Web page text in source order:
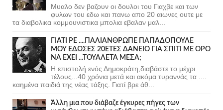
Μυαλο δεν βαζουν οι δουλοι του Γιαχβε και των
φυλων του εδω και πανω απο 20 αιωνες ουτε με
τα διαβολικα κομμουνιστικα μπολια εβαλαν μαλ...
ΓΙΑΤΙ ΡΕ ....ΠΑΛΙΑΝΘΡΩΠΕ ΠΑΠΑΔΟΠΟΥΛΕ
ΜΟΥ ΕΔΩΣΕΣ 20ΕΤΕΣ ΔΑΝΕΙΟ ΓΙΑ ΣΠΙΤΙ ΜΕ ΟΡΟ
ΝΑ ΕΧΕΙ ...ΤΟΥΑΛΕΤΑ ΜΕΣΑ;
Η επιστολή ενός Δημοκράτη,διαβάστε το μέχρι
τέλους...40 χρόνια μετά και ακόμα τυραννάς τα ....
καημένα παιδιά της νέας τάξης. Γιατί βρε άθ...
Άλλη μια που διάβαζε έγκυρες πήγες των